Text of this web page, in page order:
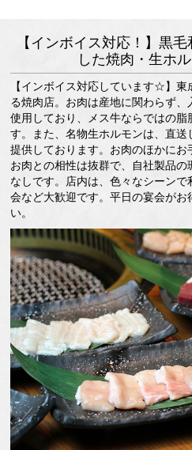
【インボイス対応！】黒
した焼肉・生ホ
【インボイス対応しています☆】東
る焼肉店。お肉は産地に関わらず
使用しており、メス牛ならではの脂
す。また、名物生ホルモンは、直
提供しております。お肉のほかに
お肉との相性は抜群で、自社製品
なしです。店内は、色々なシーン
会など大歓迎です。平日の宴会がお
い。